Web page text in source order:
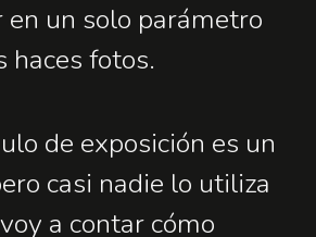
en un solo parámetro
haces fotos.
de exposición es un
casi nadie lo utiliza
a contar cómo